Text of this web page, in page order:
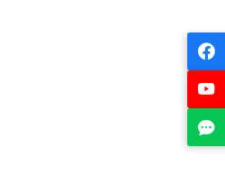
ต้องเจอกับคู่นักเทนนิสอินเดี
ทเบรกตัดสิน ซึ่งเกมก็ยังบี้กันส